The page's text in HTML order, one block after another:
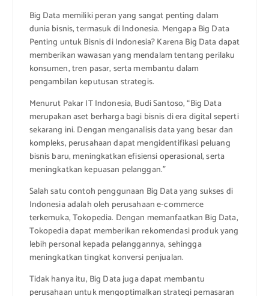
Big Data memiliki peran yang sangat penting dalam
dunia bisnis, termasuk di Indonesia. Mengapa Big Data
Penting untuk Bisnis di Indonesia? Karena Big Data dapat
memberikan wawasan yang mendalam tentang perilaku
konsumen, tren pasar, serta membantu dalam
pengambilan keputusan strategis.
Menurut Pakar IT Indonesia, Budi Santoso, “Big Data
merupakan aset berharga bagi bisnis di era digital seperti
sekarang ini. Dengan menganalisis data yang besar dan
kompleks, perusahaan dapat mengidentifikasi peluang
bisnis baru, meningkatkan efisiensi operasional, serta
meningkatkan kepuasan pelanggan.”
Salah satu contoh penggunaan Big Data yang sukses di
Indonesia adalah oleh perusahaan e-commerce
terkemuka, Tokopedia. Dengan memanfaatkan Big Data,
Tokopedia dapat memberikan rekomendasi produk yang
lebih personal kepada pelanggannya, sehingga
meningkatkan tingkat konversi penjualan.
Tidak hanya itu, Big Data juga dapat membantu
perusahaan untuk mengoptimalkan strategi pemasaran